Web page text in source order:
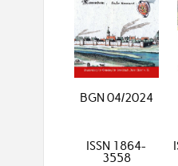
BGN 04/2024
ISSN 1864-
3558